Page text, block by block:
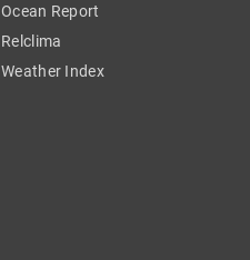
Ocean Report
Relclima
Weather Index